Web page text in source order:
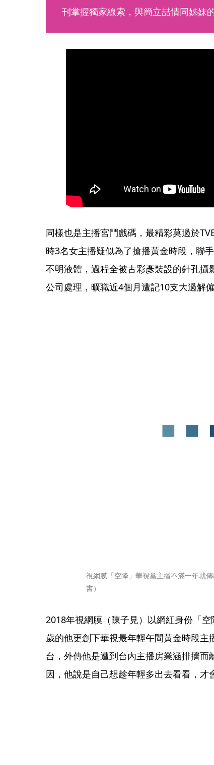
刊掌握獨家線索，與簡立喆情同姊妹
同樣也是主播宮鬥戲碼，最精彩莫過於
時3名女主播疑似為了搶播黃金時段，聯
不明液體，過程全被古彩彥裝設的針孔
公司處理，曠職近4個月遭記10支大過解僱
視網膜「空降」華視當主播不滿一年就
書）
2018年視網膜（陳子見）以網紅身份「
歲的他更創下華視最年輕午間黃金時段
台，外傳他是遭到台內主播房業涵排擠
因，他說是自己想趁年輕多出去看看，才